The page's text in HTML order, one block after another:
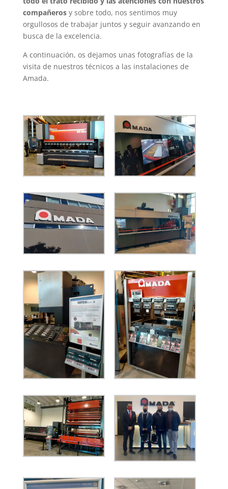
compañerosy sobre todo, nos sentimos muy
orgullosos de trabajar juntos y seguir avanzando en
busca de la excelencia.
A continuación, os dejamos unas fotografías de la
visita de nuestros técnicos a las instalaciones de
Amada.